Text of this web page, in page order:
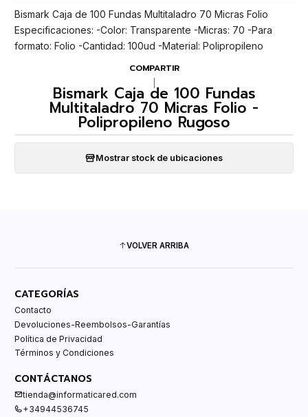
Bismark Caja de 100 Fundas Multitaladro 70 Micras Folio
Especificaciones: -Color: Transparente -Micras: 70 -Para
formato: Folio -Cantidad: 100ud -Material: Polipropileno
COMPARTIR
Bismark Caja de 100 Fundas
Multitaladro 70 Micras Folio -
Polipropileno Rugoso
Mostrar stock de ubicaciones
VOLVER ARRIBA
CATEGORÍAS
Contacto
Devoluciones-Reembolsos-Garantías
Política de Privacidad
Términos y Condiciones
CONTÁCTANOS
tienda@informaticared.com
+34944536745